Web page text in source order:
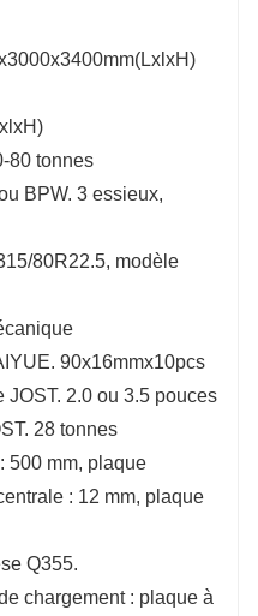
80 tonnes
BPW. 3 essieux,
80R22.5, modèle
90x16mmx10pcs
JOST. 2.0 ou 3.5 pouces
28 tonnes
500 mm, plaque
: 12 mm, plaque
Q355.
chargement : plaque à